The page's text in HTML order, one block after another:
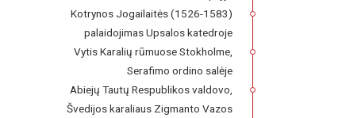
Kotrynos Jogailaitės (1526-1583)
palaidojimas Upsalos katedroje
Vytis Karalių rūmuose Stokholme,
Serafimo ordino salėje
Abiejų Tautų Respublikos valdovo,
Švedijos karaliaus Zigmanto Vazos